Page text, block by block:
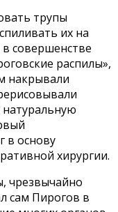
трупы
их на
совершенстве
распилы»,
накрывали
натуральную
в основу
хирургии.
чрезвычайно
сам Пирогов в